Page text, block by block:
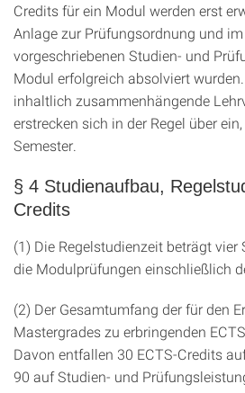
Credits für ein Modul werden erst
Anlage zur Prüfungsordnung und
vorgeschriebenen Studien- und
Modul erfolgreich absolviert
inhaltlich zusammenhängende
erstrecken sich in der Regel über
Semester.
§ 4 Studienaufbau,
Credits
(1) Die Regelstudienzeit beträgt
die Modulprüfungen einschließlich
(2) Der Gesamtumfang der für den
Mastergrades zu erbringenden
Davon entfallen 30 ECTS-Credits
90 auf Studien- und